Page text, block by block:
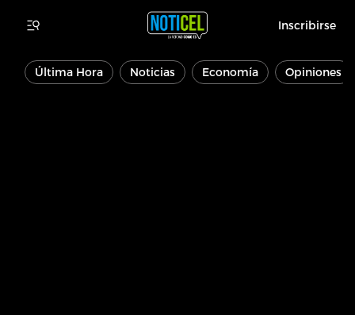
Inscribirse
Última Hora Noticias Economía Opiniones